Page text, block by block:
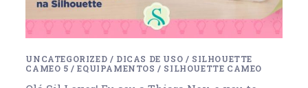
UNCATEGORIZED / DICAS DE USO / SILHOUETTE
CAMEO 5 /EQUIPAMENTOS / SILHOUETTE CAMEO